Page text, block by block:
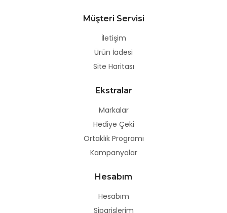
Müşteri Servisi
İletişim
Ürün İadesi
Site Haritası
Ekstralar
Markalar
Hediye Çeki
Ortaklık Programı
Kampanyalar
Hesabım
Hesabım
Siparişlerim